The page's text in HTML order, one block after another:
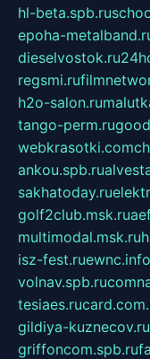
hl-beta.spb.ru
epoha-
dieselvostok.ru
regsmi.ru
h2o-salon.ru
tango-perm.ru
webkrasotki.com
ankou.spb.ru
sakhatoday.ru
golf2club.msk.ru
multimodal.msk.ru
isz-fest.ruewnc.info
volnav.spb.ru
tesiaes.ru
gildiya-kuznecov.ru
griffoncom.spb.ru